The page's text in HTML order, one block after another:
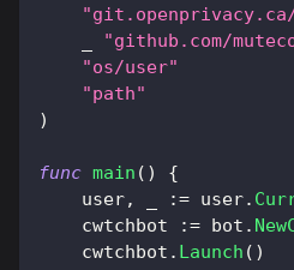
"github.com/
"os/user"
"path"
)
func main ( )
{
    user
, := user.
    cwtchbot
:= bot .
    cwtchbot
. Launch ( )